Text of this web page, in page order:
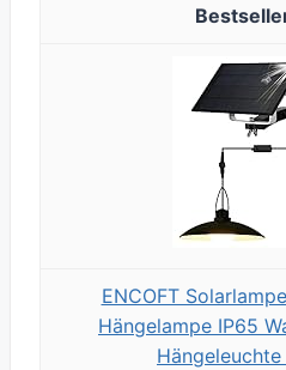
ENCOFT
Hängelampe IP65